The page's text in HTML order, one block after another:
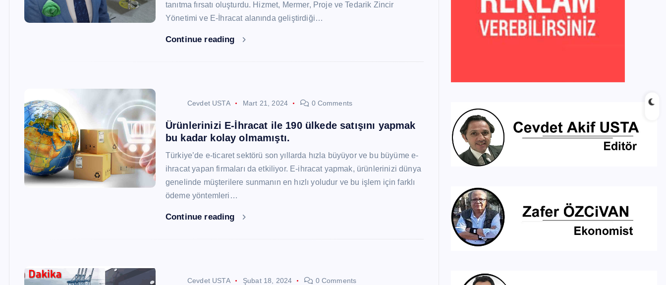
tanıtma fırsatı oluşturdu. Hizmet, Mermer, Proje ve Tedarik Zincir
Yönetimi ve E-İhracat alanında geliştirdiği…
Continue reading
Cevdet USTA Mart 21, 2024 0 Comments
Ürünlerinizi E-İhracat ile 190 ülkede satışını yapmak
bu kadar kolay olmamıştı.
Türkiye’de e-ticaret sektörü son yıllarda hızla büyüyor ve bu büyüme e-
ihracat yapan firmaları da etkiliyor. E-ihracat yapmak, ürünlerinizi dünya
genelinde müşterilere sunmanın en hızlı yoludur ve bu işlem için farklı
ödeme yöntemleri…
Continue reading
Cevdet USTA Şubat 18, 2024 0 Comments